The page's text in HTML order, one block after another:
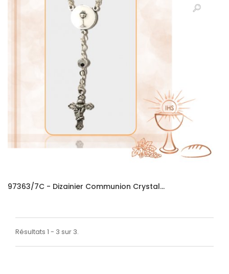
97363/7C - Dizainier Communion Crystal...
Résultats 1 - 3 sur 3.